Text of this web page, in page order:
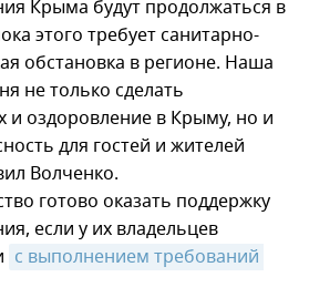
Крыма будут продолжаться в
этого требует санитарно-
обстановка в регионе. Наша
не только сделать
оздоровление в Крыму, но и
для гостей и жителей
Волченко.
готово оказать поддержку
если у их владельцев
с выполнением требований